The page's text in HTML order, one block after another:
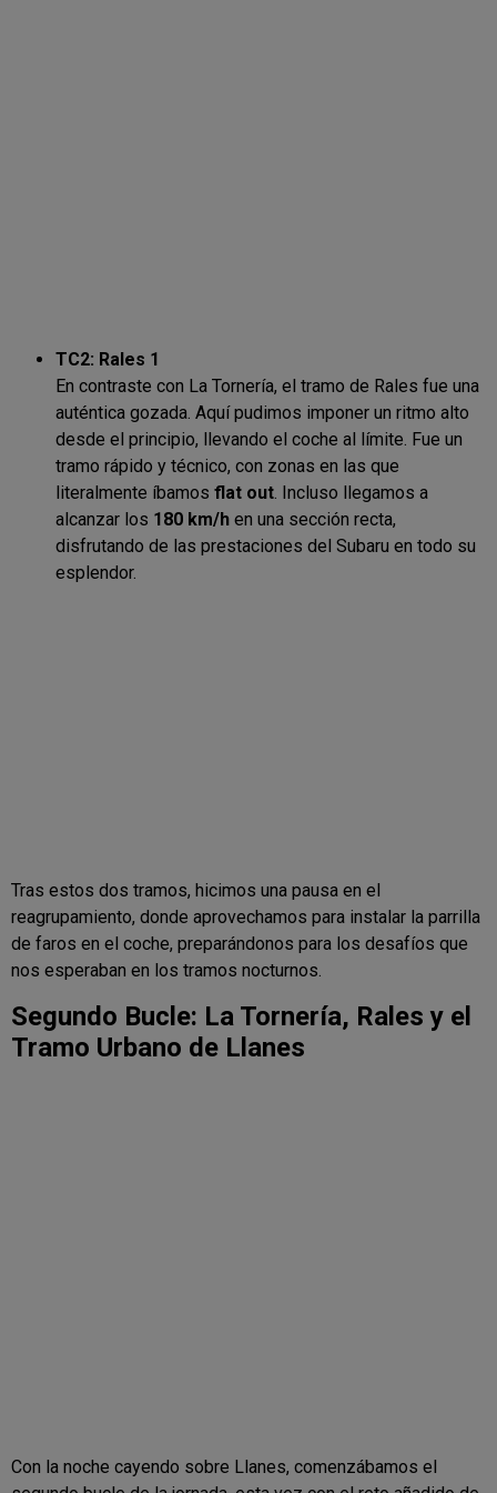
TC2: Rales 1
En contraste con La Tornería, el tramo de Rales fue una
auténtica gozada. Aquí pudimos imponer un ritmo alto
desde el principio, llevando el coche al límite. Fue un
tramo rápido y técnico, con zonas en las que
literalmente íbamos flat out. Incluso llegamos a
alcanzar los 180 km/h en una sección recta,
disfrutando de las prestaciones del Subaru en todo su
esplendor.
Tras estos dos tramos, hicimos una pausa en el
reagrupamiento, donde aprovechamos para instalar la parrilla
de faros en el coche, preparándonos para los desafíos que
nos esperaban en los tramos nocturnos.
Segundo Bucle: La Tornería, Rales y el
Tramo Urbano de Llanes
Con la noche cayendo sobre Llanes, comenzábamos el